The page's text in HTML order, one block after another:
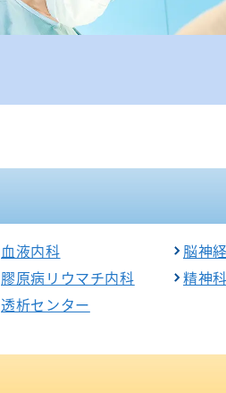
ター
ター
相談窓口
認知症ケ
血液内科
脳神
膠原病リウマチ内科
精神科
透析センター